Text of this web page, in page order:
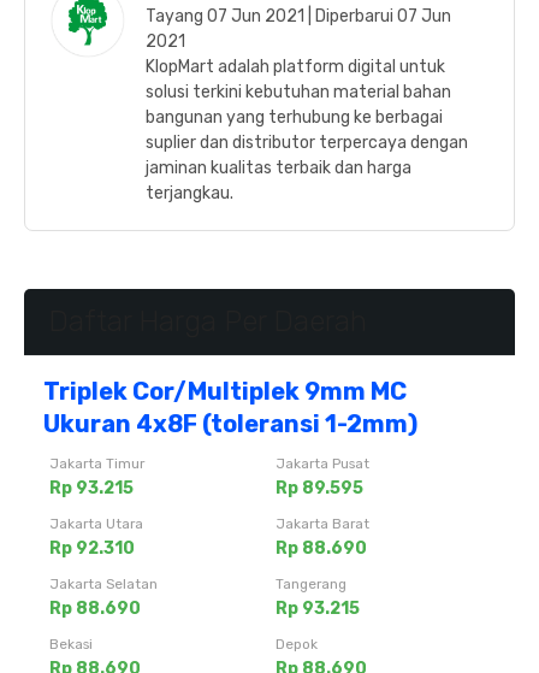
Tayang 07 Jun 2021 | Diperbarui 07 Jun
2021
KlopMart adalah platform digital untuk
solusi terkini kebutuhan material bahan
bangunan yang terhubung ke berbagai
suplier dan distributor terpercaya dengan
jaminan kualitas terbaik dan harga
terjangkau.
Triplek Cor/Multiplek 9mm MC
Ukuran 4x8F (toleransi 1-2mm)
Jakarta Timur
Rp 93.215
Jakarta Pusat
Rp 89.595
Jakarta Utara
Rp 92.310
Jakarta Barat
Rp 88.690
Jakarta Selatan
Rp 88.690
Tangerang
Rp 93.215
Bekasi
Rp 88.690
Depok
Rp 88.690